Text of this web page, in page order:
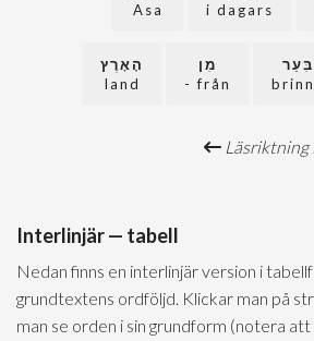
i dagars
Asa
בִּעֵר
מִן
från -
הָאָרֶץ
land
Läsriktning
Interlinjär — tabell
Nedan finns en interlinjär version i
grundtextens ordföljd. Klickar man på
man se orden i sin grundform (notera att